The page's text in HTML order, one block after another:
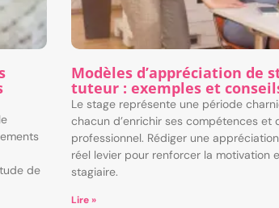
de
Modèles d’appréciation de
tuteur : exemples et
Le stage représente une période
chacun d’enrichir ses compétences et
professionnel. Rédiger une
réel levier pour renforcer la motivation
stagiaire.
Lire »